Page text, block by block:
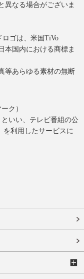
異なる場合がございま
ロゴは、米国TiVo
本国内における商標ま
等あらゆる素材の無断
ク）
といい、テレビ番組の公
を利用したサービスに